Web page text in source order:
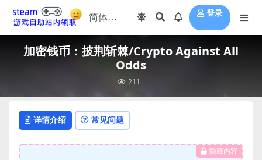
登录
加密钱币：披荆斩棘/Crypto Against All
Odds
211
详情介绍 常见问题
隐藏内容